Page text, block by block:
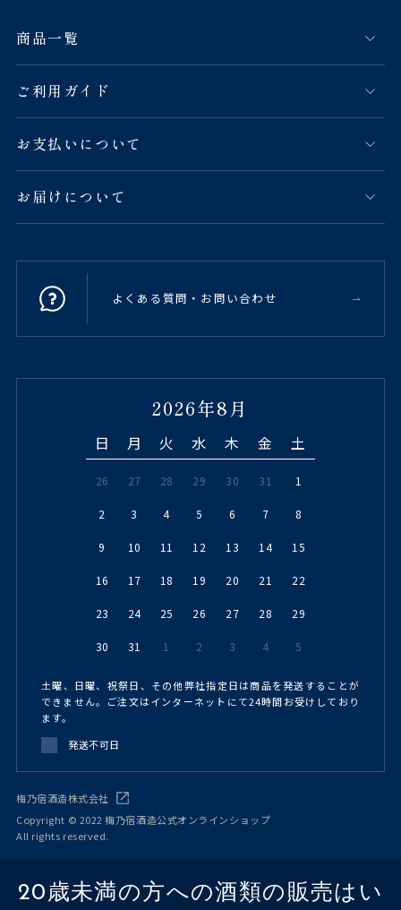
商品一覧
ご利用ガイド
お支払いについて
お届けについて
よくある質問・お問い合わせ
2026年8月
日 月 火 水 木 金 土
26 27 28 29 30 31 1
2 3 4 5 6 7 8
9 10 11 12 13 14 15
16 17 18 19 20 21 22
23 24 25 26 27 28 29
30 31 1 2 3 4 5
土曜、日曜、祝祭日、その他弊社指定日は商品を発送することが
できません。ご注文はインターネットにて24時間お受けしており
ます。
発送不可日
梅乃宿酒造株式会社
Copyright © 2022 梅乃宿酒造公式オンラインショップ
All rights reserved.
20歳未満の方への酒類の販売はい